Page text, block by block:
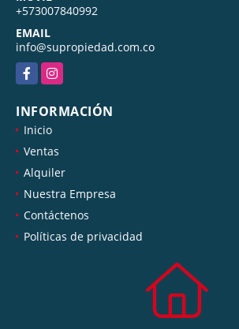
+573007840992
EMAIL
info@supropiedad.com.co
FacebookInstagram
INFORMACIÓN
Inicio
Ventas
Alquiler
Nuestra Empresa
Contáctenos
Políticas de privacidad